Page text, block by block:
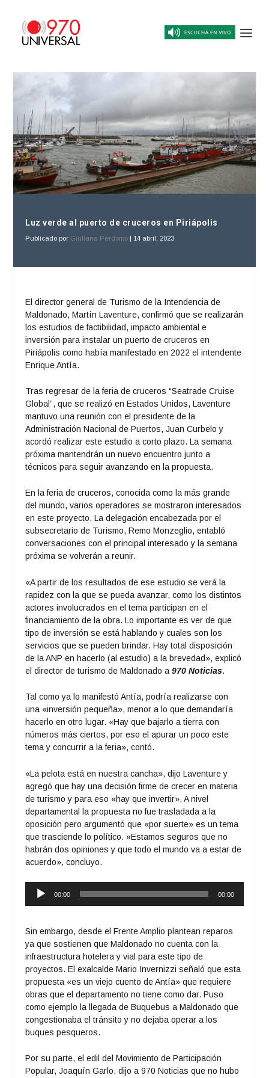
Luz verde al puerto de cruceros en Piriápolis
Publicado por Giuliana Perdomo | 14 abril, 2023
El director general de Turismo de la Intendencia de
Maldonado, Martín Laventure, confirmó que se realizarán
los estudios de factibilidad, impacto ambiental e
inversión para instalar un puerto de cruceros en
Piriápolis como había manifestado en 2022 el intendente
Enrique Antía.
Tras regresar de la feria de cruceros “Seatrade Cruise
Global”, que se realizó en Estados Unidos, Laventure
mantuvo una reunión con el presidente de la
Administración Nacional de Puertos, Juan Curbelo y
acordó realizar este estudio a corto plazo. La semana
próxima mantendrán un nuevo encuentro junto a
técnicos para seguir avanzando en la propuesta.
En la feria de cruceros, conocida como la más grande
del mundo, varios operadores se mostraron interesados
en este proyecto. La delegación encabezada por el
subsecretario de Turismo, Remo Monzeglio, entabló
conversaciones con el principal interesado y la semana
próxima se volverán a reunir.
«A partir de los resultados de ese estudio se verá la
rapidez con la que se pueda avanzar, como los distintos
actores involucrados en el tema participan en el
financiamiento de la obra. Lo importante es ver de que
tipo de inversión se está hablando y cuales son los
servicios que se pueden brindar. Hay total disposición
de la ANP en hacerlo (al estudio) a la brevedad», explicó
el director de turismo de Maldonado a970 Noticias.
Tal como ya lo manifestó Antía, podría realizarse con
una «inversión pequeña», menor a lo que demandaría
hacerlo en otro lugar. «Hay que bajarlo a tierra con
números más ciertos, por eso el apurar un poco este
tema y concurrir a la feria», contó.
«La pelota está en nuestra cancha», dijo Laventure y
agregó que hay una decisión firme de crecer en materia
de turismo y para eso «hay que invertir». A nivel
departamental la propuesta no fue trasladada a la
oposición pero argumentó que «por suerte» es un tema
que trasciende lo político. «Estamos seguros que no
habrán dos opiniones y que todo el mundo va a estar de
acuerdo», concluyo.
Reproductor
00:00 00:00
Sin embargo, desde el Frente Amplio plantean reparos
ya que sostienen que Maldonado no cuenta con la
infraestructura hotelera y vial para este tipo de
proyectos. El exalcalde Mario Invernizzi señaló que esta
propuesta «es un viejo cuento de Antía» que requiere
obras que el departamento no tiene como dar. Puso
como ejemplo la llegada de Buquebus a Maldonado que
congestionaba el tránsito y no dejaba operar a los
buques pesqueros.
Por su parte, el edil del Movimiento de Participación
Popular, Joaquín Garlo, dijo a 970 Noticias que no hubo